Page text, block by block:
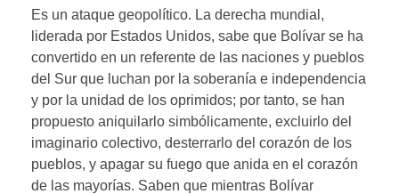
Es un ataque geopolítico. La derecha mundial,
liderada por Estados Unidos, sabe que Bolívar se ha
convertido en un referente de las naciones y pueblos
del Sur que luchan por la soberanía e independencia
y por la unidad de los oprimidos; por tanto, se han
propuesto aniquilarlo simbólicamente, excluirlo del
imaginario colectivo, desterrarlo del corazón de los
pueblos, y apagar su fuego que anida en el corazón
de las mayorías. Saben que mientras Bolívar